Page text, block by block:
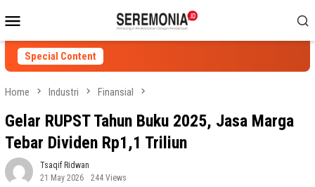
to
contentMenu
Special Content
Home Industri Finansial
Gelar RUPST Tahun Buku 2025, Jasa Marga
Tebar Dividen Rp1,1 Triliun
Tsaqif Ridwan
21 May 2026
244 Views